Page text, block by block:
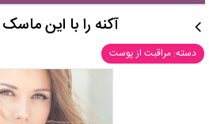
آکنه را با این
دسته: مراقبت از پوست